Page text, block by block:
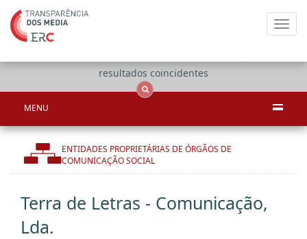
resultados coincidentes
MENU
ENTIDADES PROPRIETÁRIAS DE ÓRGÃOS DE
COMUNICAÇÃO SOCIAL
Terra de Letras - Comunicação,
Lda.